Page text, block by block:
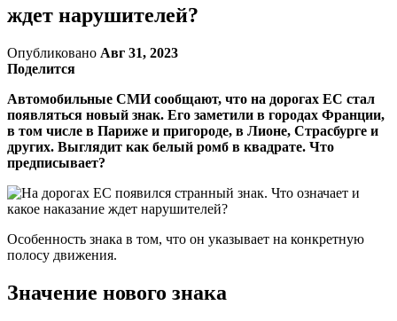
ждет нарушителей?
Опубликовано Авг 31, 2023
Поделится
Автомобильные СМИ сообщают, что на дорогах ЕС стал
появляться новый знак. Его заметили в городах Франции,
в том числе в Париже и пригороде, в Лионе, Страсбурге и
других. Выглядит как белый ромб в квадрате. Что
предписывает?
Особенность знака в том, что он указывает на конкретную
полосу движения.
Значение нового знака